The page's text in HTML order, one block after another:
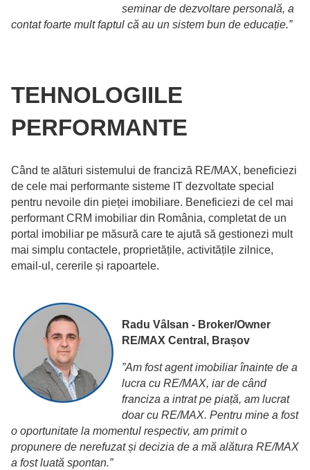
seminar de dezvoltare personală, a
contat foarte mult faptul că au un sistem bun de educație.”
TEHNOLOGIILE
PERFORMANTE
Când te alături sistemului de franciză RE/MAX, beneficiezi
de cele mai performante sisteme IT dezvoltate special
pentru nevoile din pieței imobiliare. Beneficiezi de cel mai
performant CRM imobiliar din România, completat de un
portal imobiliar pe măsură care te ajută să gestionezi mult
mai simplu contactele, proprietățile, activitățile zilnice,
email-ul, cererile și rapoartele.
Radu Vâlsan - Broker/Owner
RE/MAX Central, Brașov
”Am fost agent imobiliar înainte de a
lucra cu RE/MAX, iar de când
franciza a intrat pe piață, am lucrat
doar cu RE/MAX. Pentru mine a fost
o oportunitate la momentul respectiv, am primit o
propunere de nerefuzat și decizia de a mă alătura RE/MAX
a fost luată spontan.”